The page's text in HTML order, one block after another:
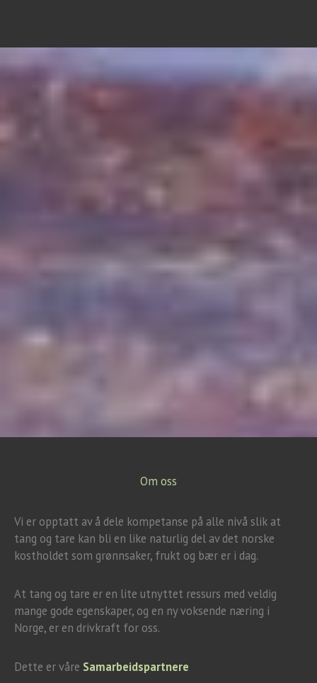
Om oss
Vi er opptatt av å dele kompetanse på alle nivå slik at
tang og tare kan bli en like naturlig del av det norske
kostholdet som grønnsaker, frukt og bær er i dag.
At tang og tare er en lite utnyttet ressurs med veldig
mange gode egenskaper, og en ny voksende næring i
Norge, er en drivkraft for oss.
Dette er våre Samarbeidspartnere